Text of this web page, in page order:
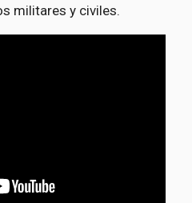
militares y civiles.